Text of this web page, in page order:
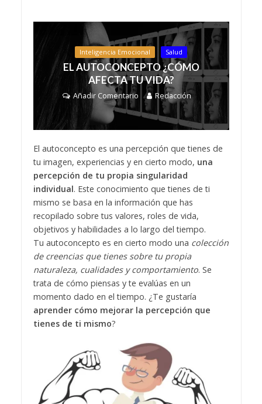
Inteligencia Emocional Salud
EL AUTOCONCEPTO ¿CÓMO
AFECTA TU VIDA?
Añadir Comentario Redacción
El autoconcepto es una percepción que tienes de
tu imagen, experiencias y en cierto modo, una
percepción de tu propia singularidad
individual. Este conocimiento que tienes de ti
mismo se basa en la información que has
recopilado sobre tus valores, roles de vida,
objetivos y habilidades a lo largo del tiempo.
Tu autoconcepto es en cierto modo una colección
de creencias que tienes sobre tu propia
naturaleza, cualidades y comportamiento. Se
trata de cómo piensas y te evalúas en un
momento dado en el tiempo. ¿Te gustaría
aprender cómo mejorar la percepción que
tienes de ti mismo?